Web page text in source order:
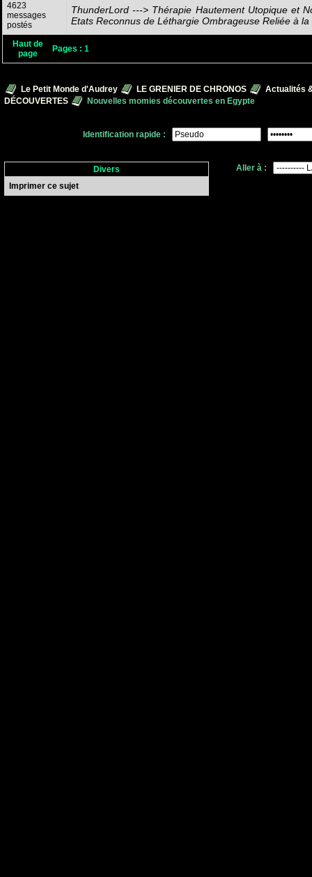
4623
messages
postés
ThunderLord ---> Thérapie Hautement Utopique et
Etats Reconnus de Léthargie Ombrageuse Reliée à
Haut de
page
Pages : 1
Le Petit Monde d'Audrey LE GRENIER DE CHRONOS
Actualités
DÉCOUVERTES
Nouvelles momies découvertes en Egypte
Identification rapide :
Divers
Imprimer ce sujet
Aller à :